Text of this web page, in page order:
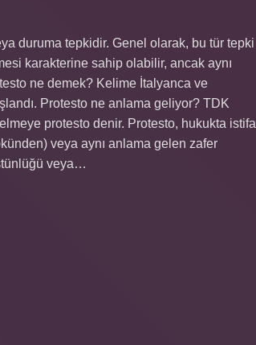
duruma tepkidir. Genel olarak, bu tür tepki
karakterine sahip olabilir, ancak aynı
ne demek? Kelime İtalyanca ve
Protesto ne anlama geliyor? TDK
protesto denir. Protesto, hukukta istifa
veya…